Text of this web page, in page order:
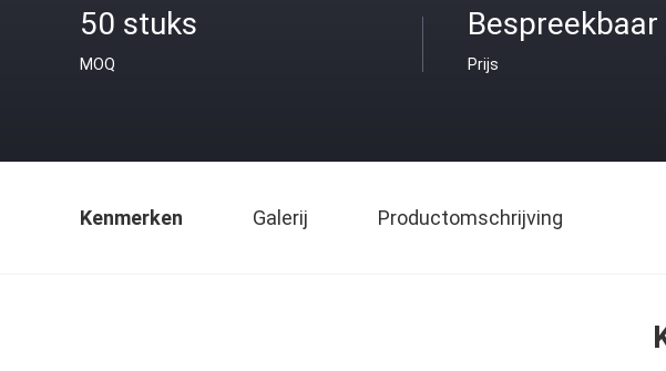
50 stuks
MOQ
Bespreekbaar
Prijs
Kenmerken Galerij Productomschrijving